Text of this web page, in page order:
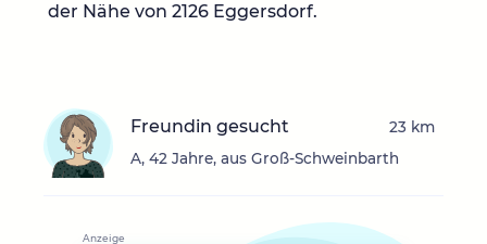
der Nähe von 2126 Eggersdorf.
Freundin gesucht
A, 42 Jahre, aus Groß-Schweinbarth
23 km